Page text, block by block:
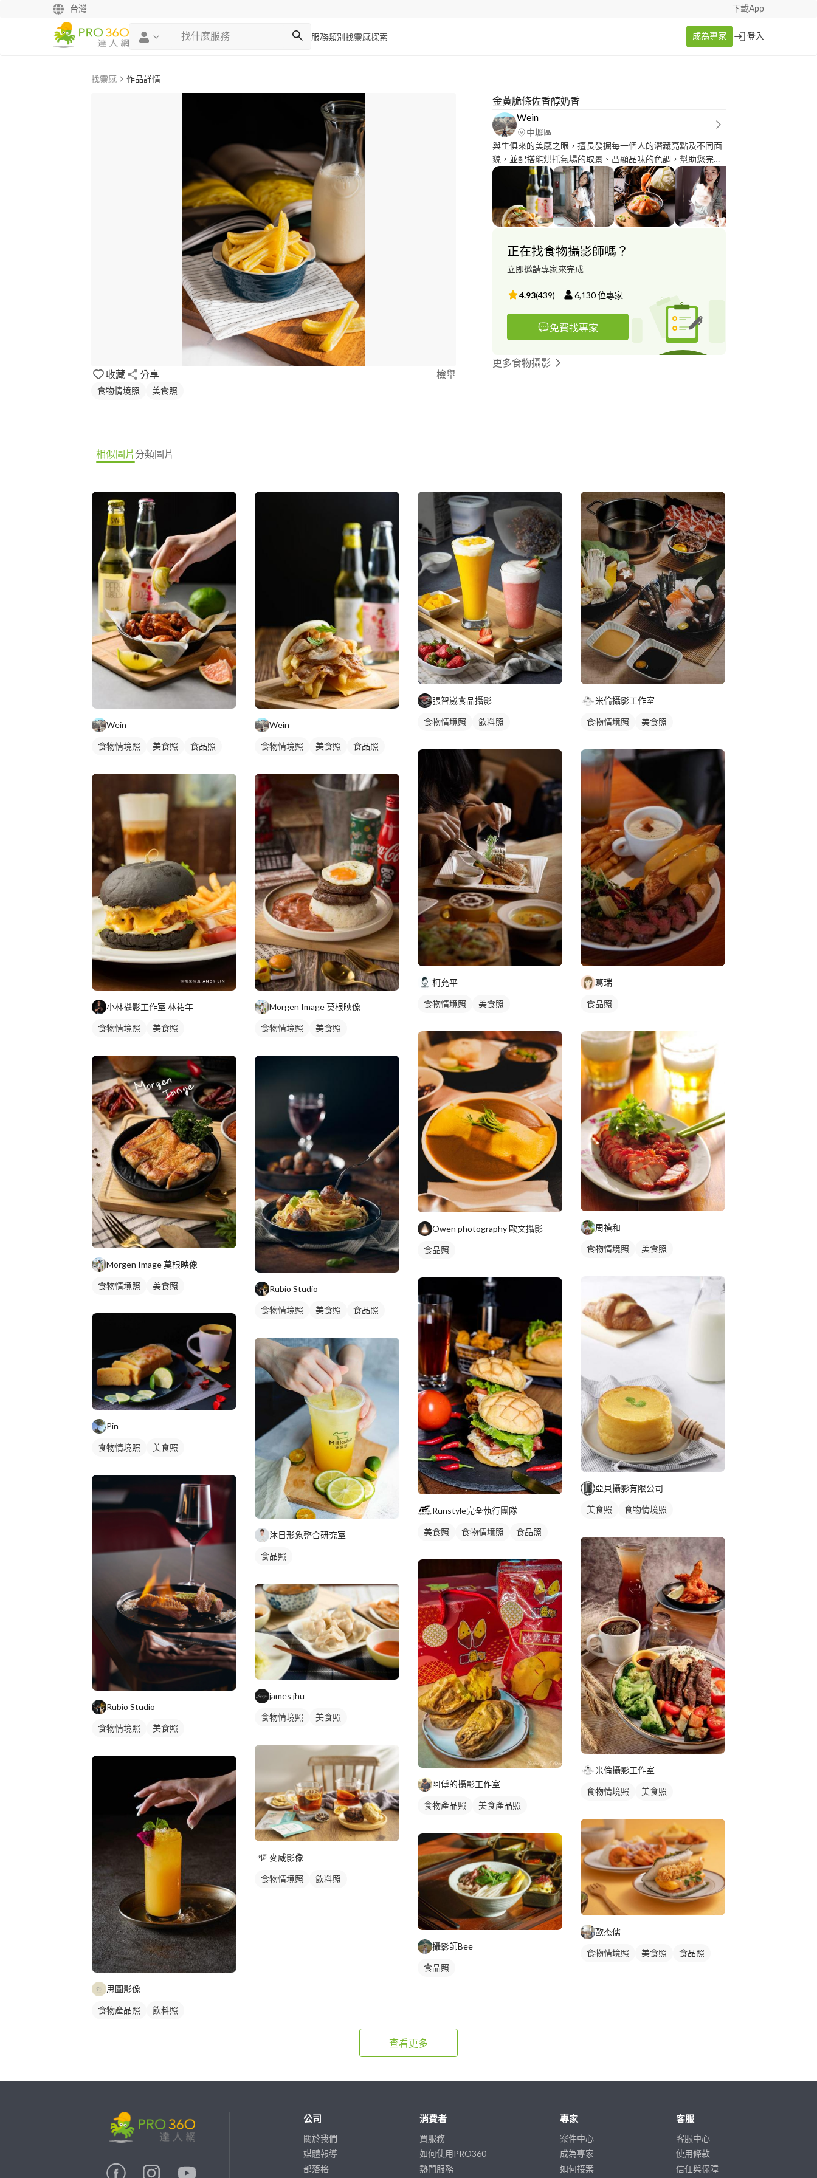
台灣 下載App
服務類別 找靈感探索 成為專家 登入
找靈感 作品詳情
收藏 分享 檢舉
食物情境照 美食照
金黃脆條佐香醇奶香
Wein
中壢區
與生俱來的美感之眼，擅長發掘每一個人的潛藏亮點及不同面
貌，並配搭能烘托氣場的取景、凸顯品味的色調，幫助您完美
呈現獨特的個人魅力。 美食作品
https://www.flickr.com/photos/126384048@N04/albums/72177720299293551/
人像作品
https://www.flickr.com/photos/126384048@N04/albums/72177720299301184/
正在找食物攝影師嗎？
立即邀請專家來完成
4.93(439) 6,130位專家
免費找專家
更多食物攝影
相似圖片分類圖片
Wein
食物情境照 美食照 食品照
小林攝影工作室 林祐年
食物情境照 美食照
Morgen Image 莫根映像
食物情境照 美食照
Pin
食物情境照 美食照
Rubio Studio
食物情境照 美食照
思圖影像
食物產品照 飲料照
Wein
食物情境照 美食照 食品照
Morgen Image 莫根映像
食物情境照 美食照
Rubio Studio
食物情境照 美食照 食品照
沐日形象整合研究室
食品照
james jhu
食物情境照 美食照
麥威影像
食物情境照 飲料照
張智崴食品攝影
食物情境照 飲料照
柯允平
食物情境照 美食照
Owen photography 歐文攝影
食品照
Runstyle完全執行團隊
美食照 食物情境照 食品照
阿傅的攝影工作室
食物產品照
美食產品照
攝影師Bee
食品照
米倫攝影工作室
食物情境照 美食照
葛瑞
食品照
周禎和
食物情境照 美食照
亞貝攝影有限公司
美食照 食物情境照
米倫攝影工作室
食物情境照 美食照
歐杰儒
食物情境照 美食照 食品照
查看更多
公司
關於我們
媒體報導
部落格
消費者
買服務
如何使用PRO360
熱門服務
專家
案件中心
成為專家
如何接案
客服
客服中心
使用條款
信任與保障